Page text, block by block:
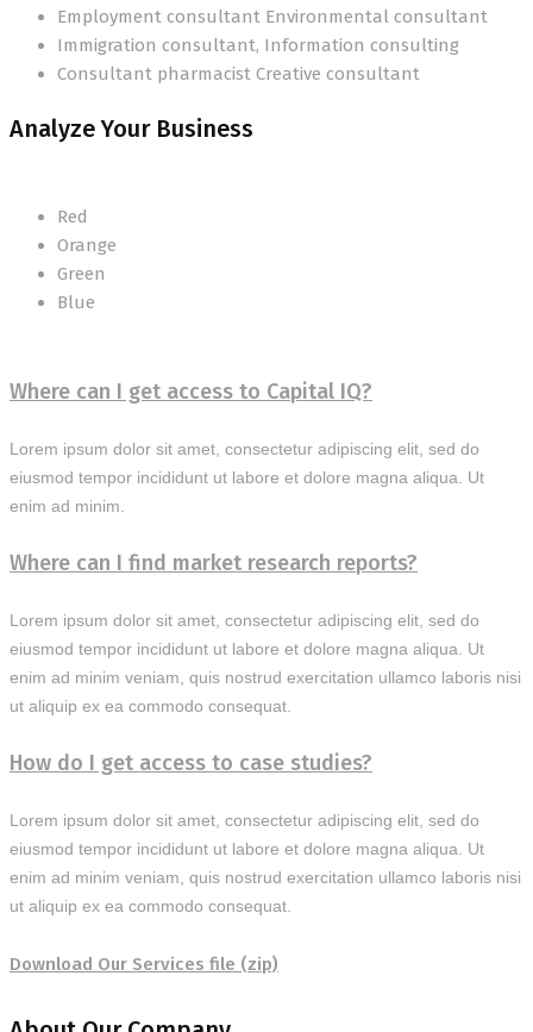
Employment consultant Environmental consultant
Immigration consultant, Information consulting
Consultant pharmacist Creative consultant
Analyze Your Business
Red
Orange
Green
Blue
Where can I get access to Capital IQ?
Lorem ipsum dolor sit amet, consectetur adipiscing elit, sed do
eiusmod tempor incididunt ut labore et dolore magna aliqua. Ut
enim ad minim.
Where can I find market research reports?
Lorem ipsum dolor sit amet, consectetur adipiscing elit, sed do
eiusmod tempor incididunt ut labore et dolore magna aliqua. Ut
enim ad minim veniam, quis nostrud exercitation ullamco laboris nisi
ut aliquip ex ea commodo consequat.
How do I get access to case studies?
Lorem ipsum dolor sit amet, consectetur adipiscing elit, sed do
eiusmod tempor incididunt ut labore et dolore magna aliqua. Ut
enim ad minim veniam, quis nostrud exercitation ullamco laboris nisi
ut aliquip ex ea commodo consequat.
Download Our Services file (zip)